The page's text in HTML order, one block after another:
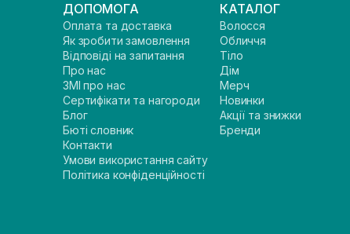
ДОПОМОГА
Оплата та доставка
Як зробити замовлення
Відповіді на запитання
Про нас
ЗМІ про нас
Сертифікати та нагороди
Блог
Бюті словник
Контакти
Умови використання сайту
Політика конфіденційності
КАТАЛОГ
Волосся
Обличчя
Тіло
Дім
Мерч
Новинки
Акції та знижки
Бренди